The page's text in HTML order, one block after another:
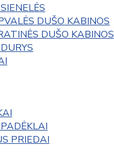
DUŠO KABINOS
DUŠO KABINOS
PRIEDAI